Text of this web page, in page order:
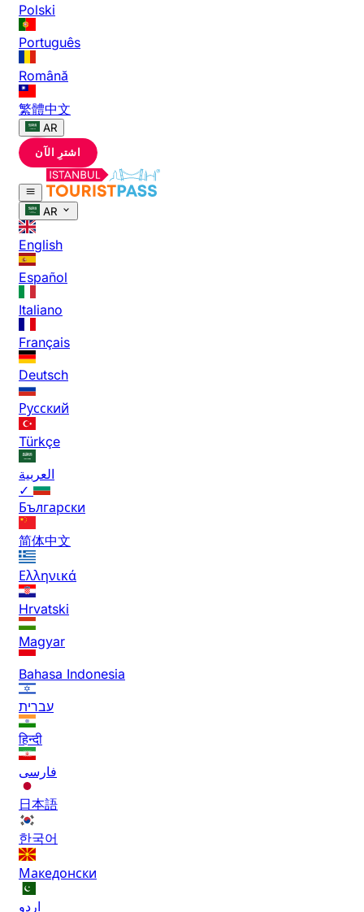
Polski
Português
Română
繁體中文
AR
اشترِ الآن
AR
English
Español
Italiano
Français
Deutsch
Русский
Türkçe
العربية
✓
Български
简体中文
Ελληνικά
Hrvatski
Magyar
Bahasa Indonesia
עברית
हिन्दी
فارسی
日本語
한국어
Македонски
اردو